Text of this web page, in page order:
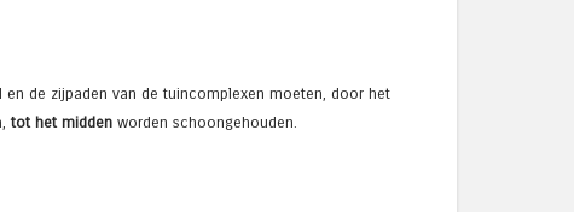
de zijpaden van de tuincomplexen moeten, door het
tot het midden worden schoongehouden.